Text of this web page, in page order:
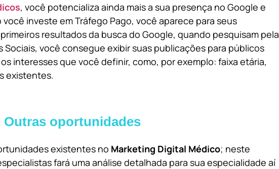
, você potencializa ainda mais a sua presença no Google e
investe em Tráfego Pago, você aparece para seus
resultados da busca do Google, quando pesquisam pela
Sociais, você consegue exibir suas publicações para públicos
interesses que você definir, como, por exemplo: faixa etária,
existentes.
Outras oportunidades
existentes no Marketing Digital Médico; neste
fará uma análise detalhada para sua especialidade aí